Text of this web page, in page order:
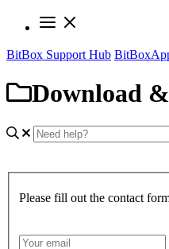
BitBox Support Hub
Download
Please fill out the contact